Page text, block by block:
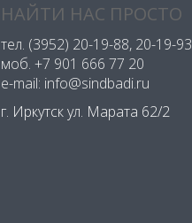
НАЙТИ НАС ПРОСТО
тел. (3952) 20-19-88, 20-19-93
моб. +7 901 666 77 20
e-mail: info@sindbadi.ru
г. Иркутск ул. Марата 62/2